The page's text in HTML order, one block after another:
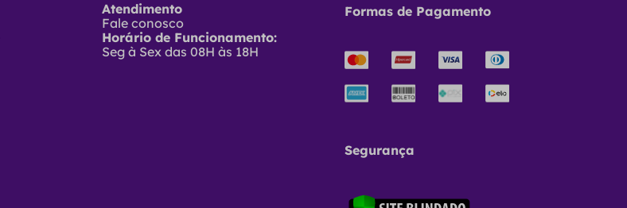
Atendimento
Fale conosco
Horário de Funcionamento:
Seg à Sex das 08H às 18H
Formas de Pagamento
Segurança